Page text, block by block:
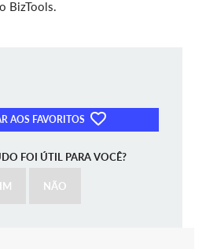
BizTools.
AOS FAVORITOS
FOI ÚTIL PARA VOCÊ?
NÃO